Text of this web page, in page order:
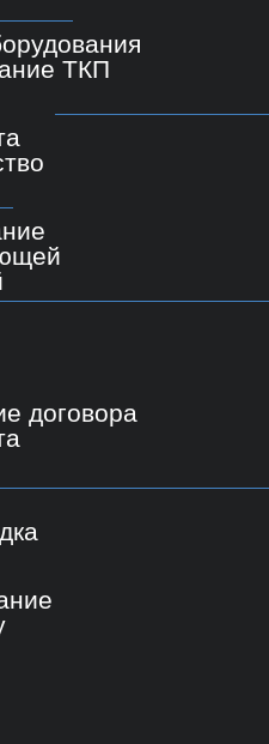
ТКП
договора